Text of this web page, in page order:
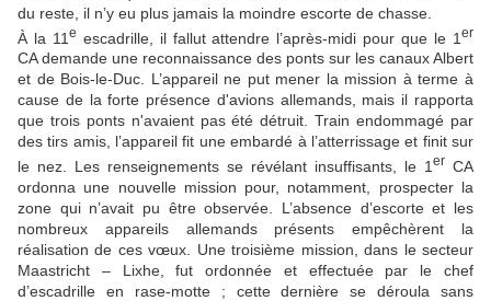
du reste, il n’y eu plus jamais la moindre escorte de chasse.
À la 11 e escadrille, il fallut attendre l’après-midi pour que le 1er
CA demande une reconnaissance des ponts sur les canaux Albert
et de Bois-le-Duc. L’appareil ne put mener la mission à terme à
cause de la forte présence d'avions allemands, mais il rapporta
que trois ponts n'avaient pas été détruit. Train endommagé par
des tirs amis, l’appareil fit une embardé à l’atterrissage et finit sur
le nez. Les renseignements se révélant insuffisants, le 1 er CA
ordonna une nouvelle mission pour, notamment, prospecter la
zone qui n’avait pu être observée. L’absence d’escorte et les
nombreux appareils allemands présents empêchèrent la
réalisation de ces vœux. Une troisième mission, dans le secteur
Maastricht – Lixhe, fut ordonnée et effectuée par le chef
d’escadrille en rase-motte ; cette dernière se déroula sans